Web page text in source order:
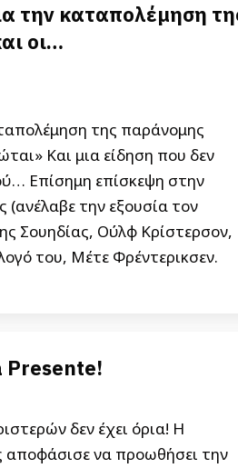
την καταπολέμηση
οι…
της παράνομης
Και μια είδηση που δεν
Επίσημη επίσκεψη στην
την εξουσία τον
Σουηδίας, Ούλφ Κρίστερσον,
του, Μέτε Φρέντερικσεν.
Presente!
δεν έχει όρια! Η
αποφάσισε να προωθήσει την